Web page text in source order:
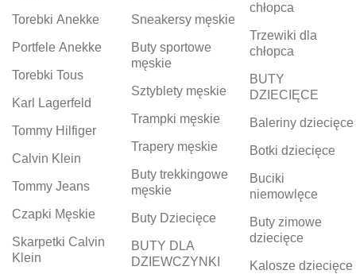
Torebki Anekke
Portfele Anekke
Torebki Tous
Karl Lagerfeld
Tommy Hilfiger
Calvin Klein
Tommy Jeans
Czapki Męskie
Skarpetki Calvin
Klein
Sneakersy męskie
Buty sportowe
męskie
Sztyblety męskie
Trampki męskie
Trapery męskie
Buty trekkingowe
męskie
Buty Dziecięce
BUTY DLA
DZIEWCZYNKI
chłopca
Trzewiki dla
chłopca
BUTY
DZIECIĘCE
Baleriny dziecięce
Botki dziecięce
Buciki
niemowlęce
Buty zimowe
dziecięce
Kalosze dziecięce